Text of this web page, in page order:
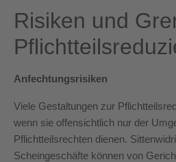
Risiken und
Anfechtungsrisiken
Viele Gestaltungen zur
wenn sie offensichtlich nur der
Pflichtteilsrechten dienen.
Scheingeschäfte können von